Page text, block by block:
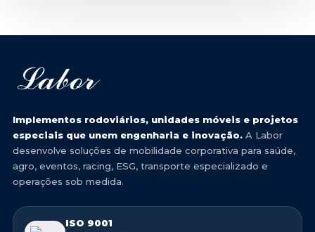
Implementos rodoviários, unidades móveis e projetos
especiais que unem engenharia e inovação. A Labor
desenvolve soluções de mobilidade corporativa para saúde,
agro, eventos, racing, ESG, transporte especializado e
operações sob medida.
ISO 9001